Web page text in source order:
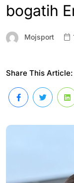
bogatih
Mojsport
Share This Article: